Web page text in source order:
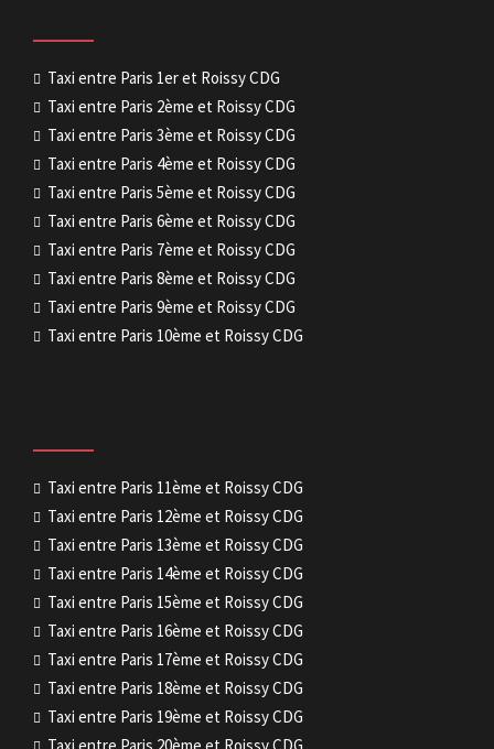
Taxi entre Paris 1er et Roissy CDG
Taxi entre Paris 2ème et Roissy CDG
Taxi entre Paris 3ème et Roissy CDG
Taxi entre Paris 4ème et Roissy CDG
Taxi entre Paris 5ème et Roissy CDG
Taxi entre Paris 6ème et Roissy CDG
Taxi entre Paris 7ème et Roissy CDG
Taxi entre Paris 8ème et Roissy CDG
Taxi entre Paris 9ème et Roissy CDG
Taxi entre Paris 10ème et Roissy CDG
Taxi entre Paris 11ème et Roissy CDG
Taxi entre Paris 12ème et Roissy CDG
Taxi entre Paris 13ème et Roissy CDG
Taxi entre Paris 14ème et Roissy CDG
Taxi entre Paris 15ème et Roissy CDG
Taxi entre Paris 16ème et Roissy CDG
Taxi entre Paris 17ème et Roissy CDG
Taxi entre Paris 18ème et Roissy CDG
Taxi entre Paris 19ème et Roissy CDG